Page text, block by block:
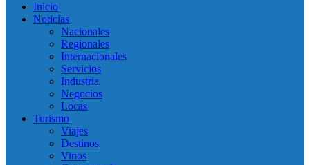
Inicio
Noticias
Nacionales
Regionales
Internacionales
Servicios
Industria
Negocios
Locas
Turismo
Viajes
Destinos
Vinos